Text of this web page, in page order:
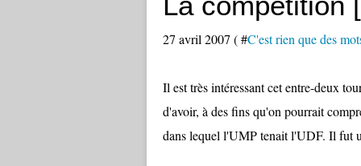
27 avril 2007 ( #C'est rien que des
Il est très intéressant cet entre-deux
d'avoir, à des fins qu'on pourrait
dans lequel l'UMP tenait l'UDF. Il fut